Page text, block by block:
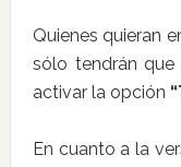
Quienes quieran
sólo tendrán
activar la opción
En cuanto a la